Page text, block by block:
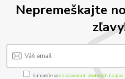
Nepremeškajte
Súhlasím sospracovaním osobných údajov